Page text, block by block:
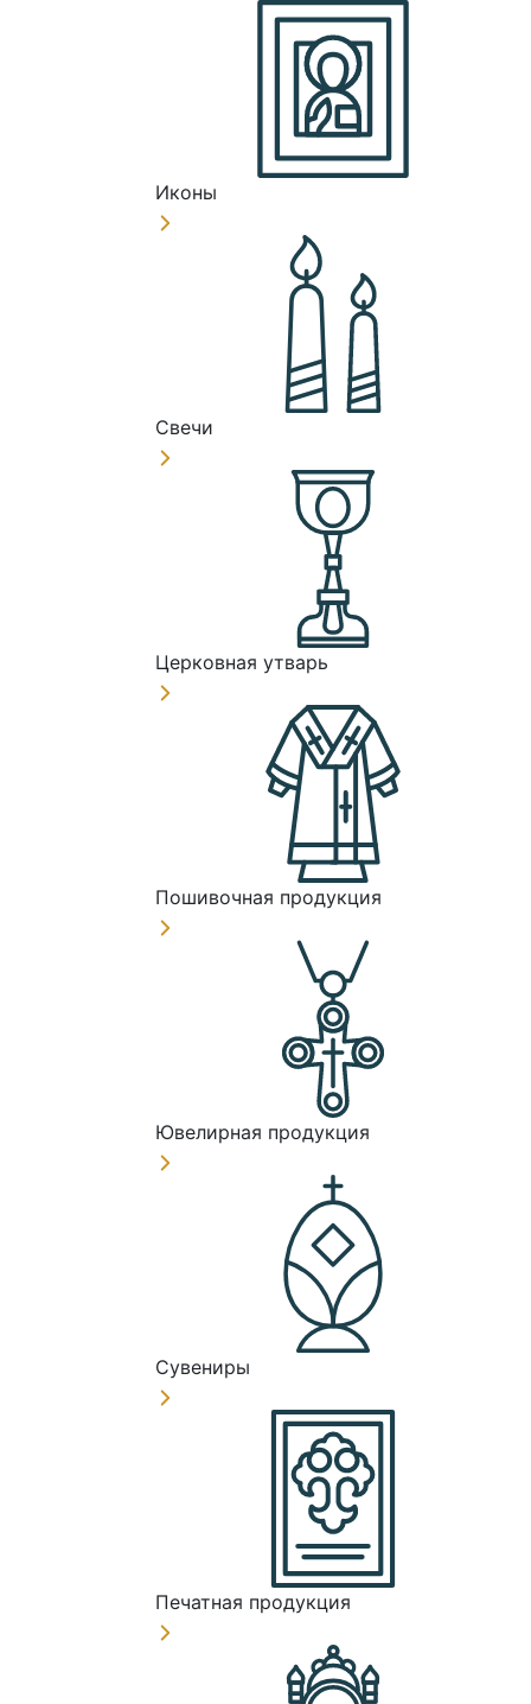
Иконы
Свечи
Церковная утварь
Пошивочная продукция
Ювелирная продукция
Сувениры
Печатная продукция